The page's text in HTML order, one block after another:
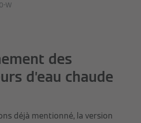
W
des
d’eau chaude
déjà mentionné, la version